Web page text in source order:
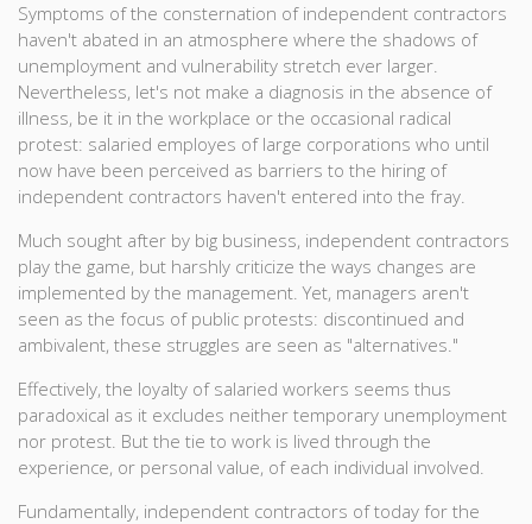
Symptoms of the consternation of independent contractors
haven't abated in an atmosphere where the shadows of
unemployment and vulnerability stretch ever larger.
Nevertheless, let's not make a diagnosis in the absence of
illness, be it in the workplace or the occasional radical
protest: salaried employes of large corporations who until
now have been perceived as barriers to the hiring of
independent contractors haven't entered into the fray.
Much sought after by big business, independent contractors
play the game, but harshly criticize the ways changes are
implemented by the management. Yet, managers aren't
seen as the focus of public protests: discontinued and
ambivalent, these struggles are seen as "alternatives."
Effectively, the loyalty of salaried workers seems thus
paradoxical as it excludes neither temporary unemployment
nor protest. But the tie to work is lived through the
experience, or personal value, of each individual involved.
Fundamentally, independent contractors of today for the